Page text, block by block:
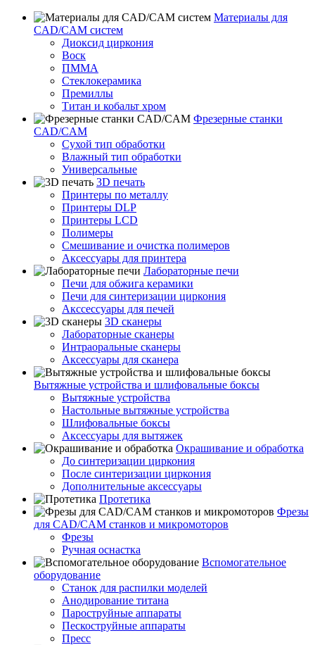
Материалы для
CAD/CAM систем
Диоксид циркония
Воск
ПММА
Стеклокерамика
Премиллы
Титан и кобальт хром
Фрезерные станки
CAD/CAM
Сухой тип обработки
Влажный тип обработки
Универсальные
3D печать
Принтеры по металлу
Принтеры DLP
Принтеры LCD
Полимеры
Смешивание и очистка полимеров
Аксессуары для принтера
Лабораторные печи
Печи для обжига керамики
Печи для синтеризации циркония
Акссессуары для печей
3D сканеры
Лабораторные сканеры
Интраоральные сканеры
Аксессуары для сканера
Вытяжные устройства и шлифовальные боксы
Вытяжные устройства
Настольные вытяжные устройства
Шлифовальные боксы
Аксессуары для вытяжек
Окрашивание и обработка
До синтеризации циркония
После синтеризации циркония
Дополнительные аксессуары
Протетика
Фрезы
для CAD/CAM станков и микромоторов
Фрезы
Ручная оснастка
Вспомогательное
оборудование
Станок для распилки моделей
Анодирование титана
Пароструйные аппараты
Пескоструйные аппараты
Пресс